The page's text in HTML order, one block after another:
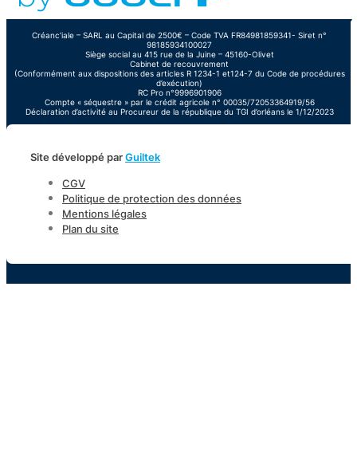
Créanc’iale – SARL au Capital de 2500€ – Code TVA FR84981859341- Siret n°
98185934100027
Siège social au 415 rue de la Juine– 45160-Olivet
Cabinet de recouvrement
(Conformément aux dispositions des articles R 1234-1 et124-7 du Code de procédures
d’exécution)
RC Pro n°9996901906
Compte « séquestre » par le crédit agricole n° 00035/72053364919/56
Déclaration d’activité au Procureur de la république du TGI d’orléans le 1/12/2023
Site développé parGuiltek
CGV
Politique de protection des données
Mentions légales
Plan du site